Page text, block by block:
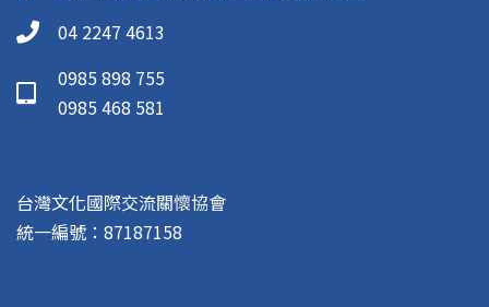
04 2247 4613
0985 898 755
0985 468 581
台灣文化國際交流關懷協會
統一編號：87187158